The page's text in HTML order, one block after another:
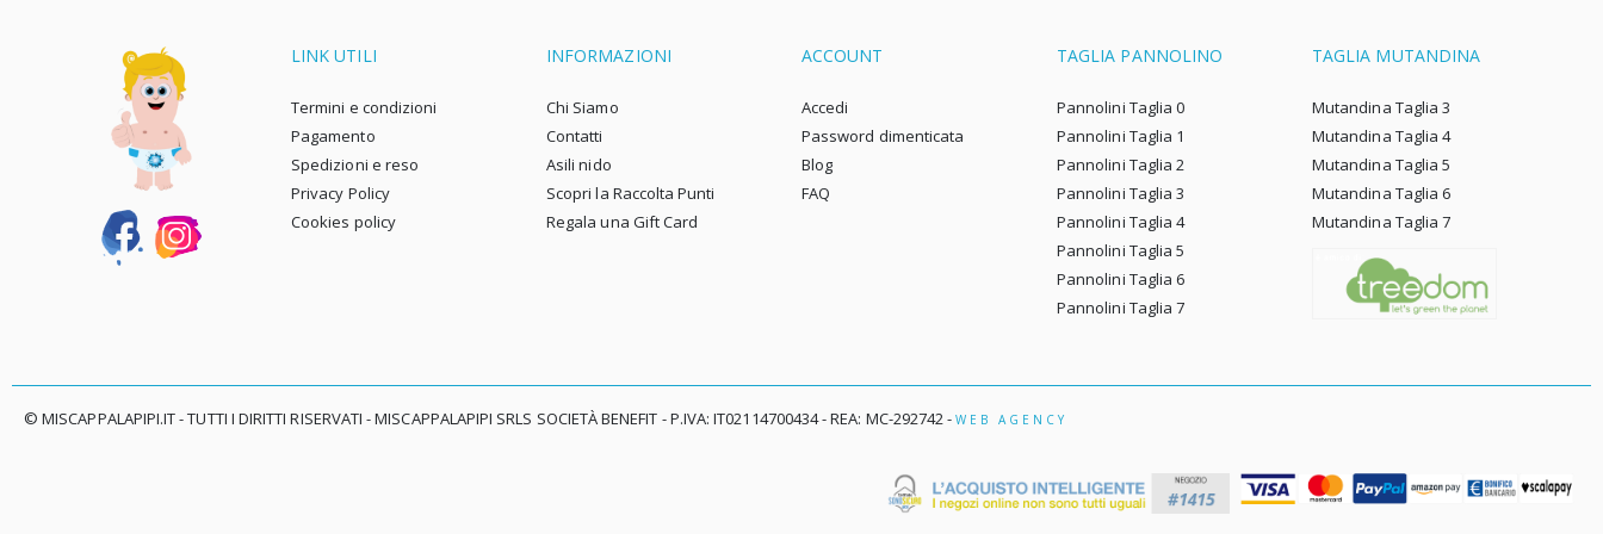
LINK UTILI
Termini e condizioni
Pagamento
Spedizioni e reso
Privacy Policy
Cookies policy
INFORMAZIONI
Chi Siamo
Contatti
Asili nido
Scopri la Raccolta Punti
Regala una Gift Card
ACCOUNT
Accedi
Password dimenticata
Blog
FAQ
TAGLIA PANNOLINO
Pannolini Taglia 0
Pannolini Taglia 1
Pannolini Taglia 2
Pannolini Taglia 3
Pannolini Taglia 4
Pannolini Taglia 5
Pannolini Taglia 6
Pannolini Taglia 7
TAGLIA MUTANDINA
Mutandina Taglia 3
Mutandina Taglia 4
Mutandina Taglia 5
Mutandina Taglia 6
Mutandina Taglia 7
© MISCAPPALAPIPI.IT - TUTTI I DIRITTI RISERVATI - MISCAPPALAPIPI SRLS SOCIETÀ BENEFIT - P.IVA: IT02114700434 - REA: MC-292742 -WEB AGENCY